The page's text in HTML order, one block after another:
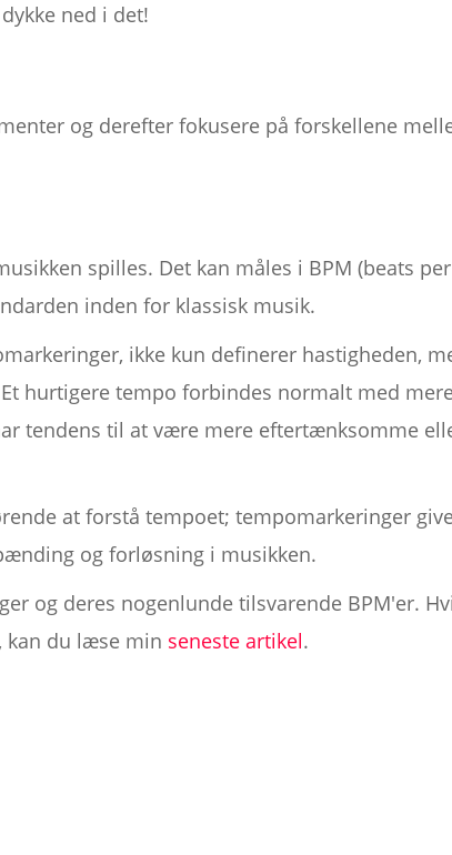
ned i det!
og derefter fokusere på forskellene
spilles. Det kan måles i BPM (beats per
inden for klassisk musik.
ikke kun definerer hastigheden,
hurtigere tempo forbindes normalt med
tendens til at være mere eftertænksomme
at forstå tempoet; tempomarkeringer
og forløsning i musikken.
og deres nogenlunde tilsvarende BPM'er.
kan du læse min seneste artikel.